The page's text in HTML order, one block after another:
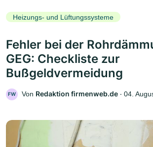
Heizungs- und Lüftungssysteme
Fehler bei der
GEG: Checkliste zur
Bußgeldvermeidung
FW Von Redaktion firmenweb.de ‧ 04.